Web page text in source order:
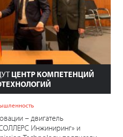
ЦЕНТР КОМПЕТЕНЦИЙ
– двигатель
Инжиниринг» и